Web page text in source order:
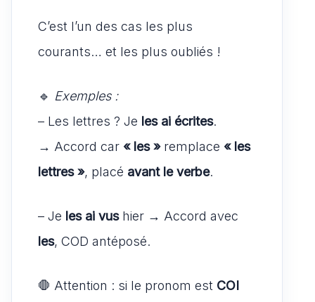
C’est l’un des cas les plus
courants… et les plus oubliés !
🔹 Exemples :
– Les lettres ? Je les ai écrites.
→ Accord car « les »remplace « les
lettres », placé avant le verbe.
– Je les ai vushier → Accord avec
les, COD antéposé.
🛑 Attention : si le pronom est COI